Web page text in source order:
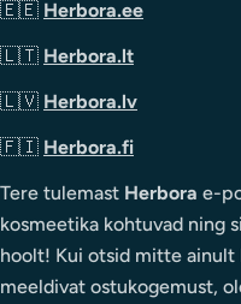
🇪🇪 Herbora.ee
🇱🇹 Herbora.lt
🇱🇻 Herbora.lv
🇫🇮 Herbora.fi
Tere tulemast Herbora e-
kosmeetika kohtuvad ning
hoolt! Kui otsid mitte
meeldivat ostukogemust,